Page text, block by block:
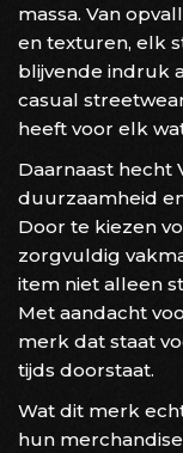
massa. Van
en texturen, elk
blijvende indruk
casual
heeft voor elk
Daarnaast hecht
duurzaamheid
Door te kiezen
zorgvuldig
item niet alleen
Met aandacht
merk dat staat
tijds doorstaat.
Wat dit merk
hun